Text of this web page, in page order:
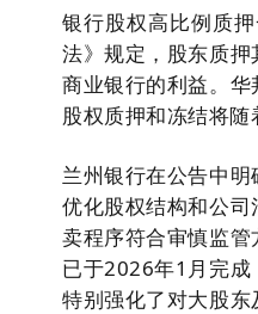
银行股权高比例质
法》规定，股东质
商业银行的利益。
股权质押和冻结将随
兰州银行在公告中
优化股权结构和公
卖程序符合审慎监
已于2026年1月完成
特别强化了对大股